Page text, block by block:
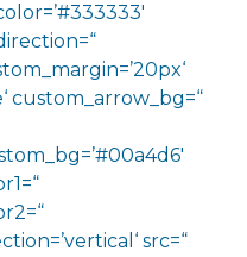
custom_arrow_bg=“
src=“